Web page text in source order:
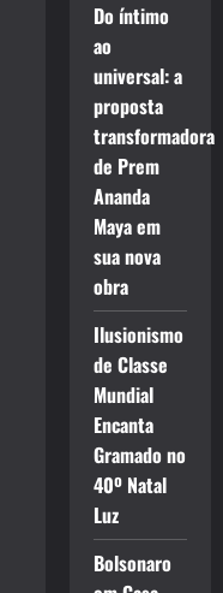
Do íntimo
ao
universal: a
proposta
transformadora
de Prem
Ananda
Maya em
sua nova
obra
Ilusionismo
de Classe
Mundial
Encanta
Gramado no
40º Natal
Luz
Bolsonaro